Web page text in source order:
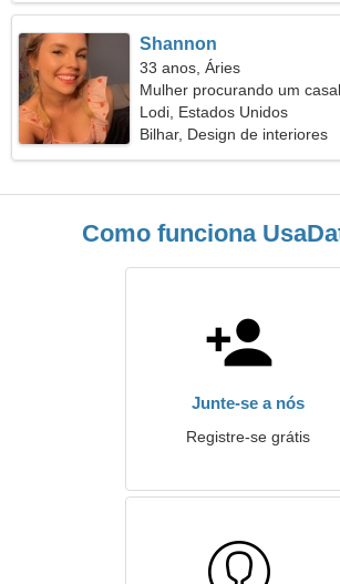
Shannon
33 anos, Áries
Mulher procurando um casal
Lodi, Estados Unidos
Bilhar, Design de interiores
Como funciona
Junte-se a nós
Registre-se grátis